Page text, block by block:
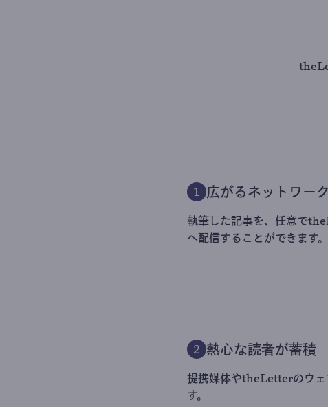
1 広がるネットワーク
執筆した記事を、任意で
へ配信することができます。
2 熱心な読者が蓄積
提携媒体やtheLetterのウェ
す。